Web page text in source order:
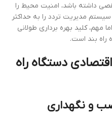
داشته باشد، امنیت محیط را
مدیریت تردد را به حداکثر
مهم، کلید بهره برداری طولانی
راه بند است.
دستگاه راه
و نگهداری